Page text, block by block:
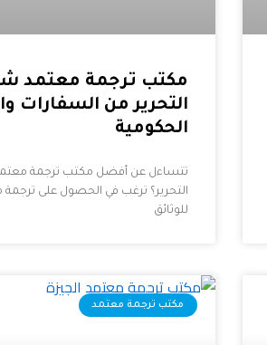
مكتب ترجمة معتمد
التحرير من السفارات
الحكومية
تتساءل عن أفضل مكتب ترجمة
التحرير؟ ترغب في الحصول على
للوثائق
مكتب ترجمة معتمد